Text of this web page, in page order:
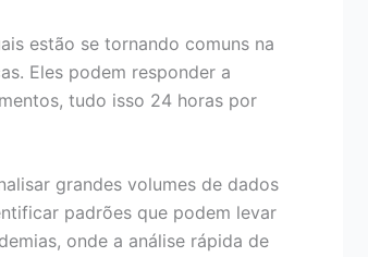
estão se tornando comuns na
Eles podem responder a
tudo isso 24 horas por
grandes volumes de dados
padrões que podem levar
onde a análise rápida de